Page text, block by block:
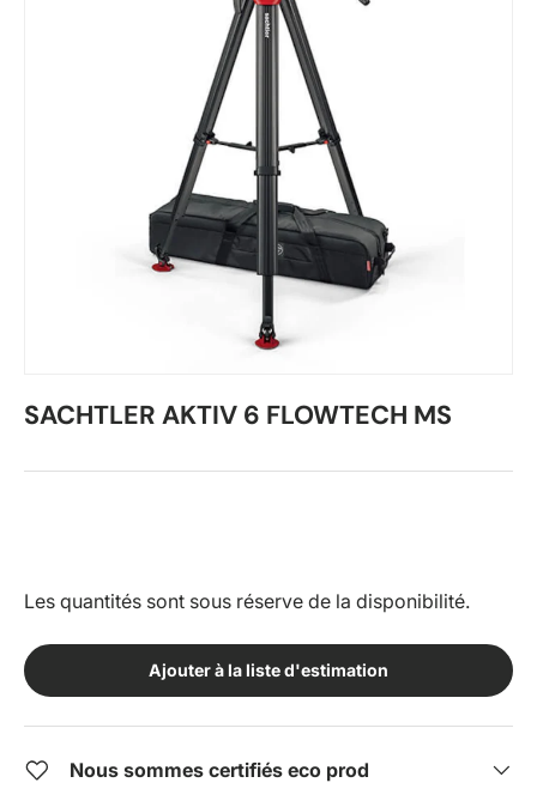
SACHTLER AKTIV 6 FLOWTECH MS
Les quantités sont sous réserve de la disponibilité.
Ajouter à la liste d'estimation
Nous sommes certifiés eco prod